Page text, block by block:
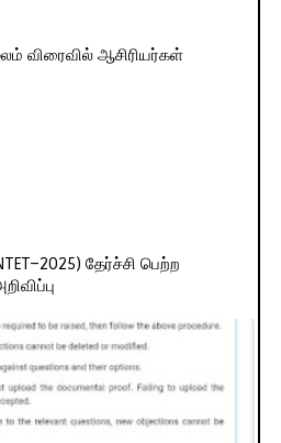
விரைவில் ஆசிரியர்கள்
தேர்ச்சி பெற்ற